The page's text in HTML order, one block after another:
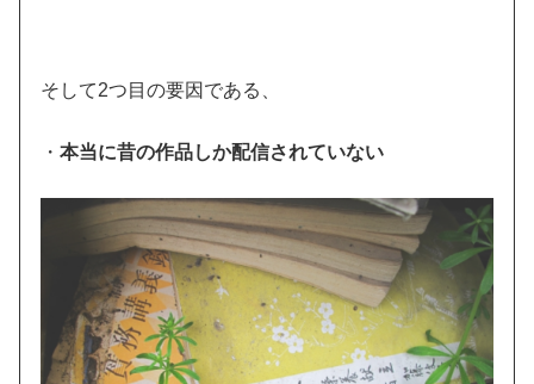
そして2つ目の要因である、
・本当に昔の作品しか配信されていない